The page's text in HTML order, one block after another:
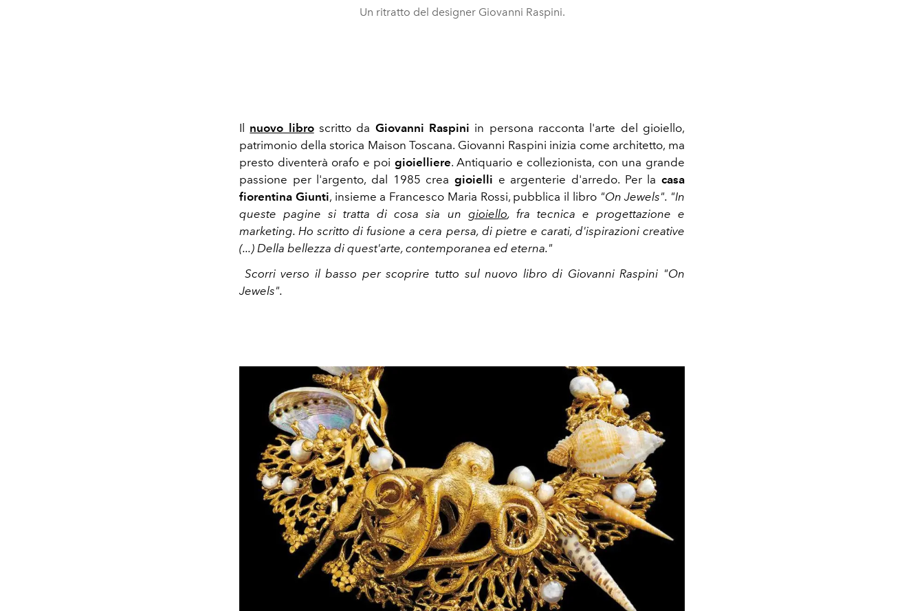
Un ritratto del designer Giovanni Raspini.
Il nuovo libroscritto da Giovanni Raspini in persona racconta l'arte del gioiello,
patrimonio della storica Maison Toscana. Giovanni Raspini inizia come architetto, ma
presto diventerà orafo e poi gioielliere. Antiquario e collezionista, con una grande
passione per l'argento, dal 1985 crea gioielli e argenterie d'arredo. Per lacasa
fiorentina Giunti, insieme a Francesco Maria Rossi, pubblica il libro"On Jewels". "In
queste pagine si tratta di cosa sia un gioiello, fra tecnica e progettazione e
marketing. Ho scritto di fusione a cera persa, di pietre e carati, d'ispirazioni creative
(...) Della bellezza di quest'arte, contemporanea ed eterna."
Scorri verso il basso per scoprire tutto sul nuovo libro di Giovanni Raspini "On
Jewels".